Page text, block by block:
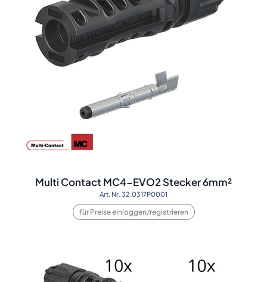
Multi Contact MC4-EVO2 Stecker 6mm²
Art. Nr. 32.0317P0001
für Preise einloggen/registrieren